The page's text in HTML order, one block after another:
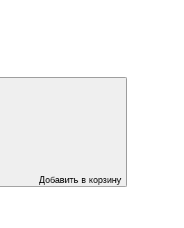
Добавить в корзину